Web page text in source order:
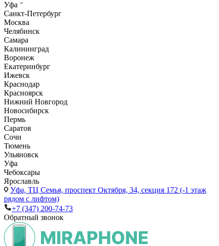
Уфа
Санкт-Петербург
Москва
Челябинск
Самара
Калининград
Воронеж
Екатеринбург
Ижевск
Краснодар
Красноярск
Нижний Новгород
Новосибирск
Пермь
Саратов
Сочи
Тюмень
Ульяновск
Уфа
Чебоксары
Ярославль
Уфа, ТЦ Семья, проспект Октября, 34, секция 172 (-1 этаж
рядом с лифтом)
+7 (347) 200-74-73
Обратный звонок